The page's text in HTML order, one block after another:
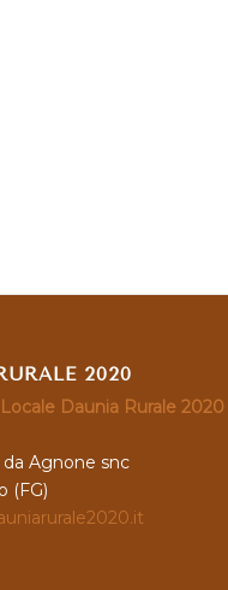
2020
Daunia Rurale 2020
Agnone snc
(FG)